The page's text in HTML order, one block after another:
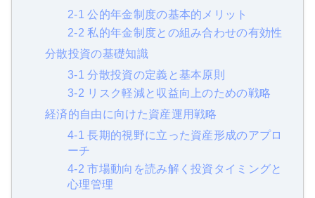
2-1 公的年金制度の基本的メリット
2-2 私的年金制度との組み合わせの有効性
分散投資の基礎知識
3-1 分散投資の定義と基本原則
3-2 リスク軽減と収益向上のための戦略
経済的自由に向けた資産運用戦略
4-1 長期的視野に立った資産形成のアプロ
ーチ
4-2 市場動向を読み解く投資タイミングと
心理管理